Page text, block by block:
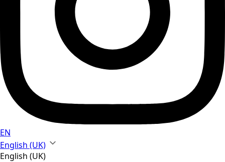
EN
English (UK)
English (UK)